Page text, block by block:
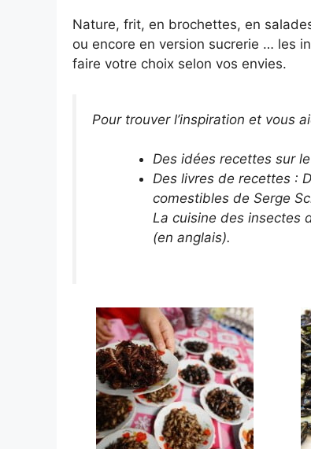
Nature, frit, en brochettes, en
ou encore en version sucrerie … les
faire votre choix selon vos envies.
Pour trouver l’inspiration et vous
Des idées recettes sur
Des livres de recettes :
comestibles de Serge
La cuisine des insectes
(en anglais).